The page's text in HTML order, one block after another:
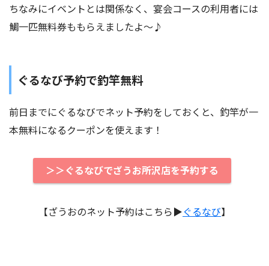
ちなみにイベントとは関係なく、宴会コースの利用者には
鯛一匹無料券ももらえましたよ〜♪
ぐるなび予約で釣竿無料
前日までにぐるなびでネット予約をしておくと、釣竿が一
本無料になるクーポンを使えます！
＞＞ぐるなびでざうお所沢店を予約する
【ざうおのネット予約はこちら▶︎ぐるなび】